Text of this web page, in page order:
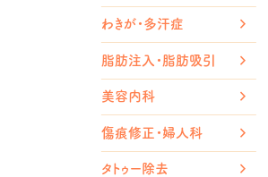
わきが・多汗症
脂肪注入・脂肪吸引
美容内科
傷痕修正・婦人科
タトゥー除去